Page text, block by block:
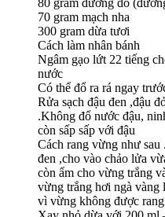
80 gram đường đỏ
70 gram mạch nha
300 gram dừa tươi
Cách làm nhân bánh
Ngâm gạo lứt 22 tiếng
nước
Có thể đổ ra rá ngay
Rửa sạch đậu đen ,đậu
.Không đổ nước đậu,
còn sấp sấp với đậu
Cách rang vừng như sau
đen ,cho vào chảo lửa
còn ẩm cho vừng trắng
vừng trắng hơi ngà vàng
vì vừng không được